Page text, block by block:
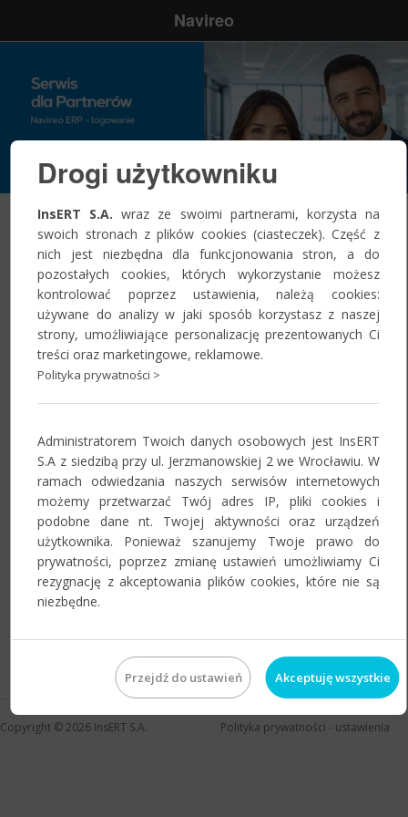
Navireo
Zaloguj się
Nazwa
użytkownika:*
Zapamiętaj mnie na tym urządzeniu
Copyright © 2026 InsERT S.A. Polityka prywatności - ustawienia
Drogi użytkowniku
InsERT S.A. wraz ze swoimi partnerami, korzysta na
swoich stronach z plików cookies (ciasteczek). Część z
nich jest niezbędna dla funkcjonowania stron, a do
pozostałych cookies, których wykorzystanie możesz
kontrolować poprzez ustawienia, należą cookies:
używane do analizy w jaki sposób korzystasz z naszej
strony, umożliwiające personalizację prezentowanych Ci
treści oraz marketingowe, reklamowe.
Polityka prywatności >
Administratorem Twoich danych osobowych jest InsERT
S.A z siedzibą przy ul. Jerzmanowskiej 2 we Wrocławiu. W
ramach odwiedzania naszych serwisów internetowych
możemy przetwarzać Twój adres IP, pliki cookies i
podobne dane nt. Twojej aktywności oraz urządzeń
użytkownika. Ponieważ szanujemy Twoje prawo do
prywatności, poprzez zmianę ustawień umożliwiamy Ci
rezygnację z akceptowania plików cookies, które nie są
niezbędne.
Przejdź do ustawień Akceptuję wszystkie